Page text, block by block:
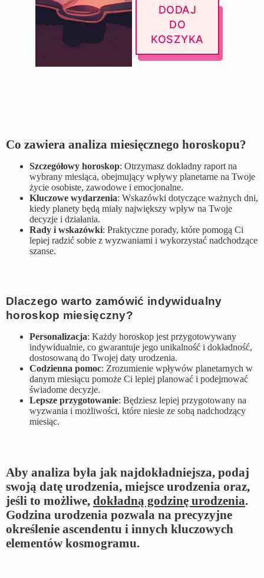
DODAJ
DO
KOSZYKA
Co zawiera analiza miesięcznego horoskopu?
Szczegółowy horoskop: Otrzymasz dokładny raport na
wybrany miesiąca, obejmujący wpływy planetarne na Twoje
życie osobiste, zawodowe i emocjonalne.
Kluczowe wydarzenia: Wskazówki dotyczące ważnych dni,
kiedy planety będą miały największy wpływ na Twoje
decyzje i działania.
Rady i wskazówki: Praktyczne porady, które pomogą Ci
lepiej radzić sobie z wyzwaniami i wykorzystać nadchodzące
szanse.
Dlaczego warto zamówić indywidualny
horoskop miesięczny?
Personalizacja: Każdy horoskop jest przygotowywany
indywidualnie, co gwarantuje jego unikalność i dokładność,
dostosowaną do Twojej daty urodzenia.
Codzienna pomoc: Zrozumienie wpływów planetarnych w
danym miesiącu pomoże Ci lepiej planować i podejmować
świadome decyzje.
Lepsze przygotowanie: Będziesz lepiej przygotowany na
wyzwania i możliwości, które niesie ze sobą nadchodzący
miesiąc.
Aby analiza była jak najdokładniejsza, podaj
swoją datę urodzenia, miejsce urodzenia oraz,
jeśli to możliwe, dokładną godzinę urodzenia.
Godzina urodzenia pozwala na precyzyjne
określenie ascendentu i innych kluczowych
elementów kosmogramu.